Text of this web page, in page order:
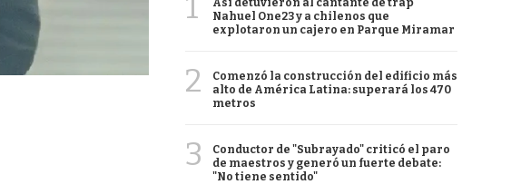
Así detuvieron al cantante de trap
Nahuel One23 y a chilenos que
explotaron un cajero en Parque Miramar
2
Comenzó la construcción del edificio más
alto de América Latina: superará los 470
metros
3
Conductor de "Subrayado" criticó el paro
de maestros y generó un fuerte debate:
"No tiene sentido"